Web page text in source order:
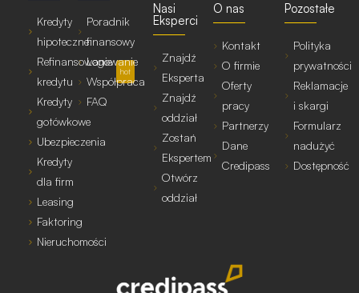
Kredyty
hipoteczne
Refinansowanie
kredytu
hot
Kredyty
gotówkowe
Ubezpieczenia
Kredyty
dla firm
Leasing
Faktoring
Nieruchomości
Poradnik
finansowy
Logowanie
Współpraca
FAQ
Nasi
Eksperci
Znajdź
Eksperta
Znajdź
oddział
Zostań
Ekspertem
Otwórz
oddział
O nas
Kontakt
O firmie
Oferty
pracy
Partnerzy
Dane
Credipass
Pozostałe
Polityka
prywatności
Reklamacje
i skargi
Formularz
nadużyć
Dostępność